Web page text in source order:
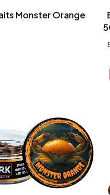
Monster Orange